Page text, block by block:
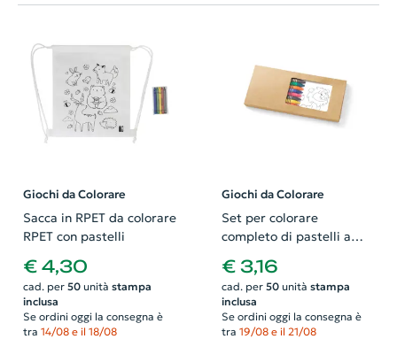
Giochi da Colorare
Sacca in RPET da colorare
RPET con pastelli
€ 4,30
cad. per 50unità stampa
inclusa
Se ordini oggi la consegna è
tra 14/08 e il 18/08
Giochi da Colorare
Set per colorare
completo di pastelli a
cera
€ 3,16
cad. per 50unità stampa
inclusa
Se ordini oggi la consegna è
tra 19/08 e il 21/08